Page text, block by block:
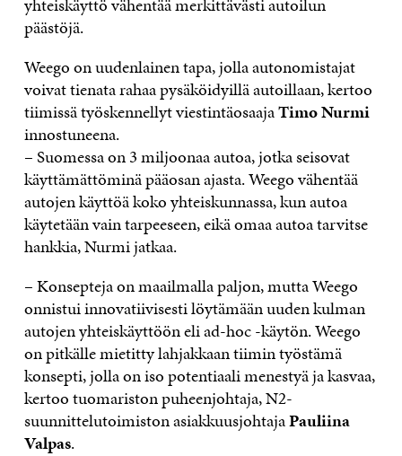
yhteiskäyttö vähentää merkittävästi autoilun
päästöjä.
Weego on uudenlainen tapa, jolla autonomistajat
voivat tienata rahaa pysäköidyillä autoillaan, kertoo
tiimissä työskennellyt viestintäosaajaTimo Nurmi
innostuneena.
– Suomessa on 3 miljoonaa autoa, jotka seisovat
käyttämättöminä pääosan ajasta. Weego vähentää
autojen käyttöä koko yhteiskunnassa, kun autoa
käytetään vain tarpeeseen, eikä omaa autoa tarvitse
hankkia, Nurmi jatkaa.
– Konsepteja on maailmalla paljon, mutta Weego
onnistui innovatiivisesti löytämään uuden kulman
autojen yhteiskäyttöön eli ad-hoc -käytön. Weego
on pitkälle mietitty lahjakkaan tiimin työstämä
konsepti, jolla on iso potentiaali menestyä ja kasvaa,
kertoo tuomariston puheenjohtaja, N2-
suunnittelutoimiston asiakkuusjohtajaPauliina
Valpas.